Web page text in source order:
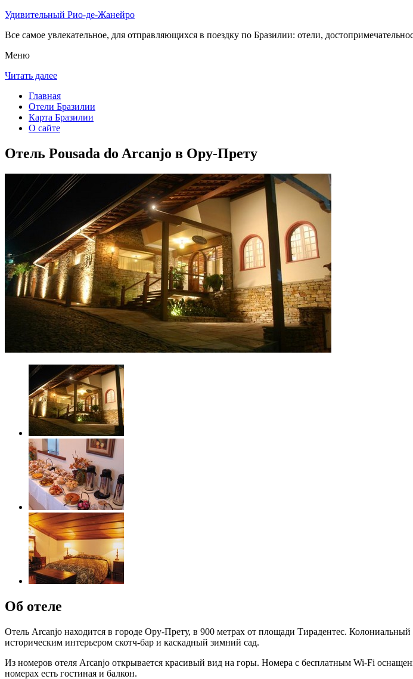
Удивительный Рио-де-Жанейро
Все самое увлекательное, для отправляющихся в поездку по Бразилии: отели,
Меню
Читать далее
Главная
Отели Бразилии
Карта Бразилии
О сайте
Отель Pousada do Arcanjo в Ору-Прету
Об отеле
Отель Arcanjo находится в городе Ору-Прету, в 900 метрах от площади Тирадентес. Колониальный
историческим интерьером скотч-бар и каскадный зимний сад.
Из номеров отеля Arcanjo открывается красивый вид на горы. Номера с бесплатным Wi-Fi
номерах есть гостиная и балкон.